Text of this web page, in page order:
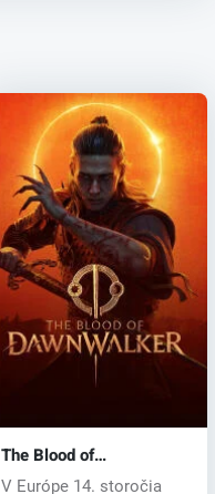
The Blood of
Dawnwalker (PC) key
V Európe 14. storočia